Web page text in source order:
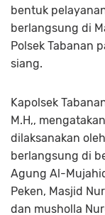
bentuk
berlangsung di
Polsek Tabanan
siang.
Kapolsek
M.H,,
dilaksanakan
berlangsung di
Agung Al-
Peken, Masjid
dan musholla